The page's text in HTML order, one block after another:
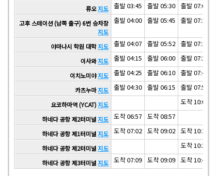
류오지도 출발 03:45 출발 05:30 출발 07:05
고후 스테이션 (남쪽 출구) 6번 승차장
지도
출발 04:00 출발 05:45 출발 07:20
야마나시 학원 대학지도 출발 04:07 출발 05:52 출발 07:27
이사와지도 출발 04:15 출발 06:00 출발 07:35
이치노미야지도 출발 04:25 출발 06:10 출발 07:45
카츠누마지도 출발 04:30 출발 06:15 출발 07:50
요코하마역 (YCAT)지도 도착 10:00
하네다 공항 제2터미널 지도 도착 06:57 도착 08:57
하네다 공항 제1터미널 지도 도착 07:02 도착 09:02 도착 10:27
하네다 공항 제2터미널 지도 도착 10:32
하네다 공항 제3터미널 지도 도착 07:09 도착 09:09 도착 10:42